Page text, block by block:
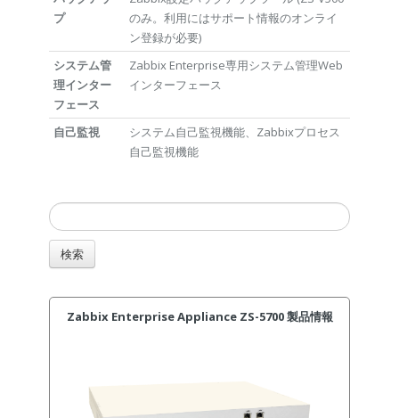
プ
のみ。利用にはサポート情報のオンライ
ン登録が必要)
システム管
理インター
フェース
Zabbix Enterprise専用システム管理Web
インターフェース
自己監視
システム自己監視機能、Zabbixプロセス
自己監視機能
Zabbix Enterprise Appliance ZS-5700 製品情報